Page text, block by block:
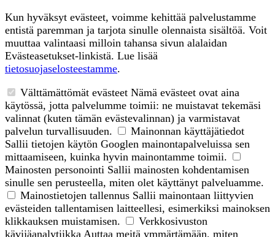
Kun hyväksyt evästeet, voimme kehittää palvelustamme
entistä paremman ja tarjota sinulle olennaista sisältöä. Voit
muuttaa valintaasi milloin tahansa sivun alalaidan
Evästeasetukset-linkistä. Lue lisää
tietosuojaselosteestamme.
Välttämättömät evästeet Nämä evästeet ovat aina
käytössä, jotta palvelumme toimii: ne muistavat tekemäsi
valinnat (kuten tämän evästevalinnan) ja varmistavat
palvelun turvallisuuden.
Mainonnan käyttäjätiedot
Sallii tietojen käytön Googlen mainontapalveluissa sen
mittaamiseen, kuinka hyvin mainontamme toimii.
Mainosten personointi Sallii mainosten kohdentamisen
sinulle sen perusteella, miten olet käyttänyt palveluamme.
Mainostietojen tallennus Sallii mainontaan liittyvien
evästeiden tallentamisen laitteellesi, esimerkiksi mainoksen
klikkauksen muistamisen.
Verkkosivuston
kävijäanalytiikka Auttaa meitä ymmärtämään, miten